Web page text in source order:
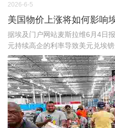
2026-6-5
美国物价上涨将如何影响
据埃及门户网站麦斯拉维6月4日
元持续高企的利率导致美元兑埃镑